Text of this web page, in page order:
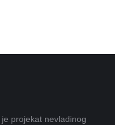
je projekat nevladinog